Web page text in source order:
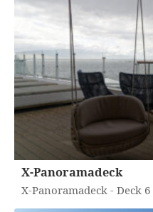
X-Panoramadeck
X-Panoramadeck - Deck 6